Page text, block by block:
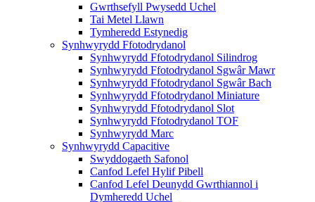
Gwrthsefyll Pwysedd Uchel
Tai Metel Llawn
Tymheredd Estynedig
Synhwyrydd Ffotodrydanol
Synhwyrydd Ffotodrydanol Silindrog
Synhwyrydd Ffotodrydanol Sgwâr Mawr
Synhwyrydd Ffotodrydanol Sgwâr Bach
Synhwyrydd Ffotodrydanol Miniature
Synhwyrydd Ffotodrydanol Slot
Synhwyrydd Ffotodrydanol TOF
Synhwyrydd Marc
Synhwyrydd Capacitive
Swyddogaeth Safonol
Canfod Lefel Hylif Pibell
Canfod Lefel Deunydd Gwrthiannol i
Dymheredd Uchel